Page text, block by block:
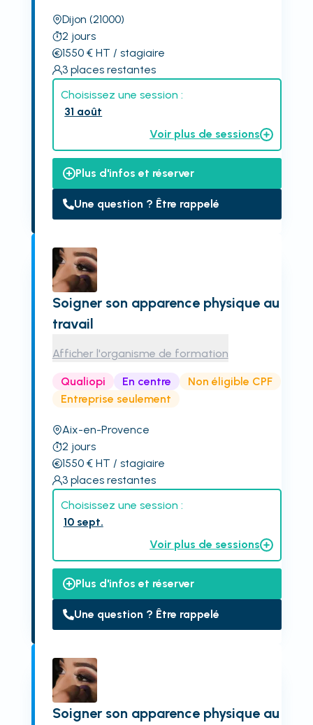
Dijon (21000)
2 jours
1550€ HT / stagiaire
3 places restantes
Choisissez une session :
31 août
Voir plus de sessions
Plus d'infos et réserver
Une question ? Être rappelé
Soigner son apparence physique au
travail
Afficher l'organisme de formation
Qualiopi En centre
Non éligible CPF
Entreprise seulement
Aix-en-Provence
2 jours
1550€ HT / stagiaire
3 places restantes
Choisissez une session :
10 sept.
Voir plus de sessions
Plus d'infos et réserver
Une question ? Être rappelé
Soigner son apparence physique au